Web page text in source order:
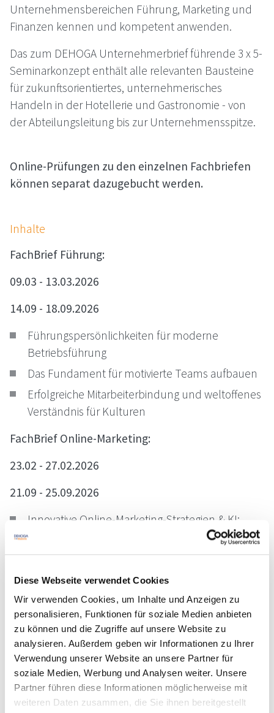
Diese Webseite verwendet Cookies
Wir verwenden Cookies, um Inhalte und Anzeigen zu
personalisieren, Funktionen für soziale Medien anbieten
zu können und die Zugriffe auf unsere Website zu
analysieren. Außerdem geben wir Informationen zu Ihrer
Verwendung unserer Website an unsere Partner für
soziale Medien, Werbung und Analysen weiter. Unsere
Partner führen diese Informationen möglicherweise mit
weiteren Daten zusammen, die Sie ihnen bereitgestellt
Unternehmensbereichen Führung, Marketing und
Finanzen kennen und kompetent anwenden.
Das zum DEHOGA Unternehmerbrief führende 3 x 5-
Seminarkonzept enthält alle relevanten Bausteine
für zukunftsorientiertes, unternehmerisches
Handeln in der Hotellerie und Gastronomie - von
der Abteilungsleitung bis zur Unternehmensspitze.
Online-Prüfungen zu den einzelnen Fachbriefen
können separat dazugebucht werden.
Inhalte
FachBrief Führung:
09.03 - 13.03.2026
14.09 - 18.09.2026
Führungspersönlichkeiten für moderne
Betriebsführung
Das Fundament für motivierte Teams aufbauen
Erfolgreiche Mitarbeiterbindung und weltoffenes
Verständnis für Kulturen
FachBrief Online-Marketing:
23.02 - 27.02.2026
21.09 - 25.09.2026
Innovative Online-Marketing-Strategien & KI:
Erfolgreich in die Zukunft
SEO & Google Tools: Maximieren Sie Ihre Online-
Sichtbarkeit
Social Media Master: Erfolgreiches Online-
Marketing auf den wichtigsten Plattformen
FachBrief Finanzen:
16.03 - 20.03.2026
28.09 - 02.10.2026